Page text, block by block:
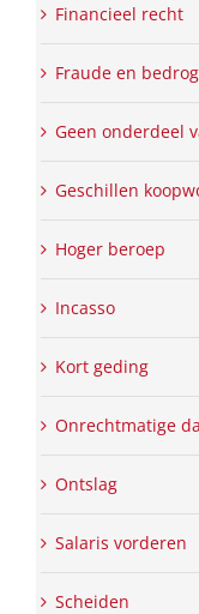
Financieel recht
Fraude en bedrog
Geen onderdeel
Geschillen
Hoger beroep
Incasso
Kort geding
Onrechtmatige
Ontslag
Salaris vorderen
Scheiden